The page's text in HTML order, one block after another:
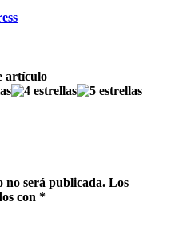
artículo
no será publicada. Los
con *